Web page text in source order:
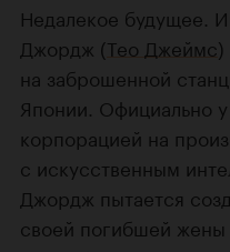
Недалекое будущее.
Джордж (Тео Джеймс)
на заброшенной
Японии. Официально
корпорацией на
с искусственным
Джордж пытается
своей погибшей